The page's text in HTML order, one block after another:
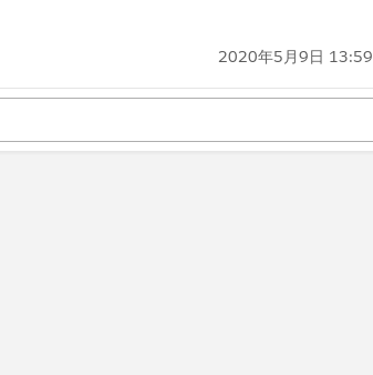
2020年5月9日 13:59